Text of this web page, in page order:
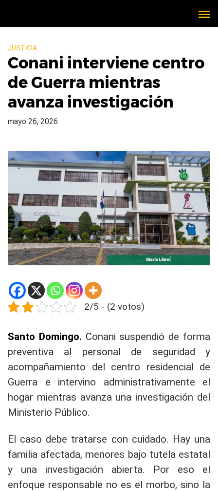
JUSTICIA
Conani interviene centro
de Guerra mientras
avanza investigación
mayo 26, 2026
2/5 - (2 votos)
Santo Domingo. Conani suspendió de forma
preventiva al personal de seguridad y
acompañamiento del centro residencial de
Guerra e intervino administrativamente el
hogar mientras avanza una investigación del
Ministerio Público.
El caso debe tratarse con cuidado. Hay una
familia afectada, menores bajo tutela estatal
y una investigación abierta. Por eso el
enfoque responsable no es el morbo, sino la